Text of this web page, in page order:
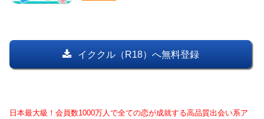
イククル（R18）へ無料登録
日本最大級！会員数1000万人で全ての恋が成就する高品質出会い系ア